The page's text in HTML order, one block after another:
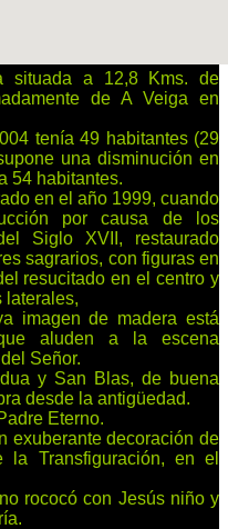
situada a 12,8 Kms. de
de A Veiga en
tenía 49 habitantes (29
una disminución en
54 habitantes.
en el año 1999, cuando
por causa de los
Siglo XVII, restaurado
sagrarios, con figuras en
resucitado en el centro y
laterales,
imagen de madera está
aluden a la escena
Señor.
y San Blas, de buena
desde la antigüedad.
Eterno.
exuberante decoración de
la Transfiguración, en el
rococó con Jesús niño y